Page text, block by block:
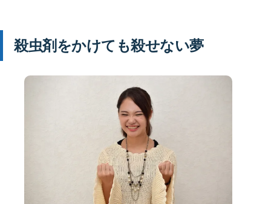
殺虫剤をかけても殺せない夢